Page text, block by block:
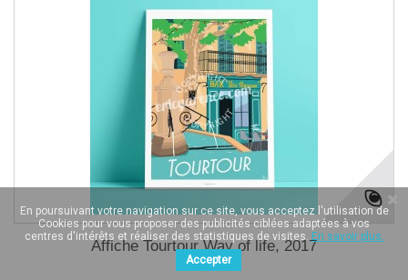
Affiche Tourtour Way of life, 2017
En poursuivant votre navigation sur ce site, vous acceptez l'utilisation de
Cookies pour vous proposer des publicités ciblées adaptées à vos
centres d'intérêts et réaliser des statistiques de visites. En savoir plus.
Accepter